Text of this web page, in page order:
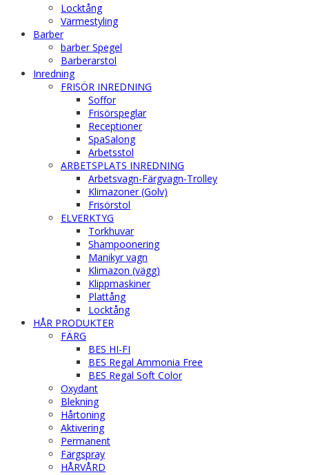
Locktång
Värmestyling
Barber
barber Spegel
Barberarstol
Inredning
FRISÖR INREDNING
Soffor
Frisörspeglar
Receptioner
SpaSalong
Arbetsstol
ARBETSPLATS INREDNING
Arbetsvagn-Färgvagn-Trolley
Klimazoner (Golv)
Frisörstol
ELVERKTYG
Torkhuvar
Shampoonering
Manikyr vagn
Klimazon (vägg)
Klippmaskiner
Plattång
Locktång
HÅR PRODUKTER
FÄRG
BES HI-FI
BES Regal Ammonia Free
BES Regal Soft Color
Oxydant
Blekning
Hårtoning
Aktivering
Permanent
Färgspray
HÅRVÅRD